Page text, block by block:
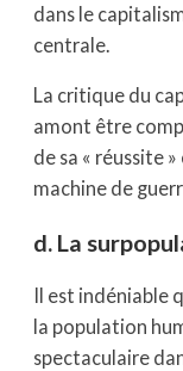
dans le
centrale.
La critique du
amont être
de sa « réussite
machine de
d. La
Il est indéniable
la population
spectaculaire